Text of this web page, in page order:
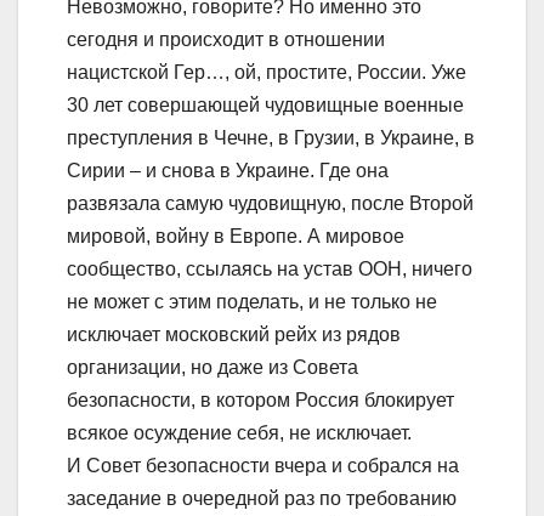
Невозможно, говорите? Но именно это
сегодня и происходит в отношении
нацистской Гер…, ой, простите, России. Уже
30 лет совершающей чудовищные военные
преступления в Чечне, в Грузии, в Украине, в
Сирии – и снова в Украине. Где она
развязала самую чудовищную, после Второй
мировой, войну в Европе. А мировое
сообщество, ссылаясь на устав ООН, ничего
не может с этим поделать, и не только не
исключает московский рейх из рядов
организации, но даже из Совета
безопасности, в котором Россия блокирует
всякое осуждение себя, не исключает.
И Совет безопасности вчера и собрался на
заседание в очередной раз по требованию